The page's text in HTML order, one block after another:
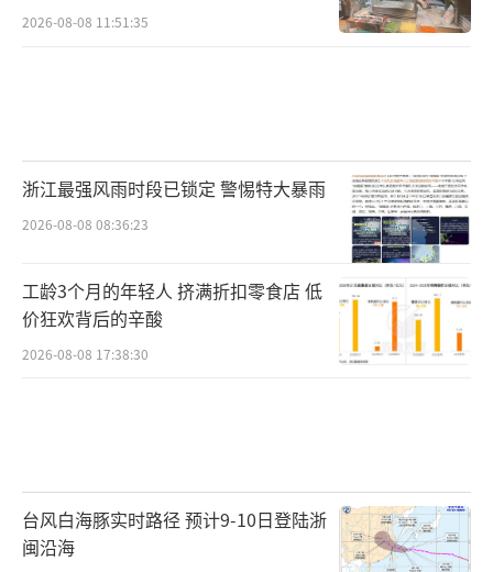
2026-08-08 11:51:35
浙江最强风雨时段已锁定 警惕特大暴雨
2026-08-08 08:36:23
工龄3个月的年轻人 挤满折扣零食店 低
价狂欢背后的辛酸
2026-08-08 17:38:30
台风白海豚实时路径 预计9-10日登陆浙
闽沿海